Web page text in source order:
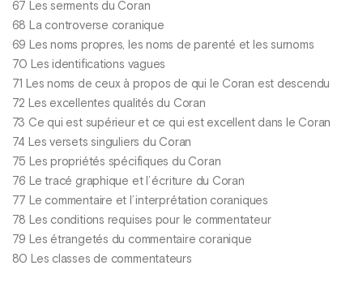
67 Les serments du Coran
68 La controverse coranique
69 Les noms propres, les noms de parenté et les surnoms
70 Les identifications vagues
71 Les noms de ceux à propos de qui le Coran est descendu
72 Les excellentes qualités du Coran
73 Ce qui est supérieur et ce qui est excellent dans le Coran
74 Les versets singuliers du Coran
75 Les propriétés spécifiques du Coran
76 Le tracé graphique et l’ écriture du Coran
77 Le commentaire et l’ interprétation coraniques
78 Les conditions requises pour le commentateur
79 Les étrangetés du commentaire coranique
80 Les classes de commentateurs